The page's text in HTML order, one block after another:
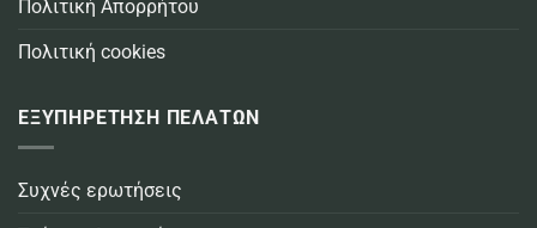
Πολιτική Απορρήτου
Πολιτική cookies
ΕΞΥΠΗΡΕΤΗΣΗ ΠΕΛΑΤΩΝ
Συχνές ερωτήσεις